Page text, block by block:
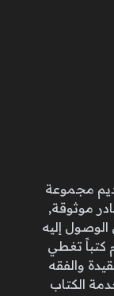
مجموعة
موثوقة,
إليه
كتباً تغطي
والفقه
الكتاب